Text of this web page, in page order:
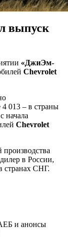
выпуск
«ДжиЭм-
Chevrolet
013 – в страны
начала
Chevrolet
в России,
странах СНГ.
и анонсы